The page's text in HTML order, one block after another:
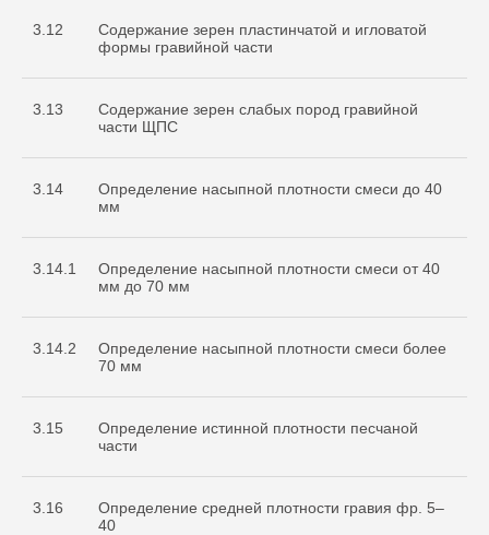
3.12
Содержание зерен пластинчатой и игловатой
формы гравийной части
3.13
Содержание зерен слабых пород гравийной
части ЩПС
3.14
Определение насыпной плотности смеси до 40
мм
3.14.1
Определение насыпной плотности смеси от 40
мм до 70 мм
3.14.2
Определение насыпной плотности смеси более
70 мм
3.15
Определение истинной плотности песчаной
части
3.16
Определение средней плотности гравия фр. 5–
40